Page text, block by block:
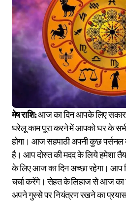
मेष राशि:आज का दिन आपके लिए
घरेलू काम पूरा करने में आपको घर के सभी
होगा। आज सहपाठी अपनी कुछ
है। आप दोस्त की मदद के लिये हमेशा
के लिए आज का दिन अच्छा रहेगा। आप
चर्चा करेंगे। सेहत के लिहाज से आज का
अपने गुस्से पर नियंत्रण रखने का